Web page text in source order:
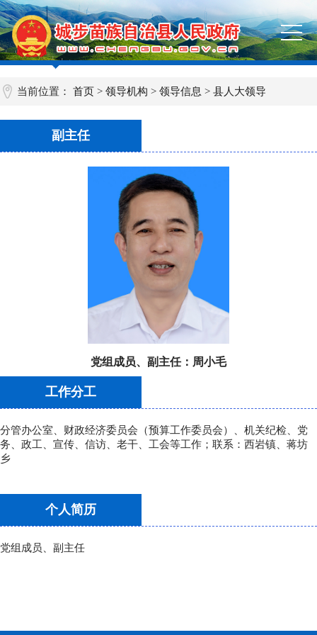
当前位置：首页 >领导机构 >领导信息 >县人大领导
副主任
党组成员、副主任： 周小毛
工作分工
分管办公室、财政经济委员会（预算工作委员会）、机关纪检、党
务、政工、宣传、信访、老干、工会等工作；联系：西岩镇、蒋坊
乡
个人简历
党组成员、副主任